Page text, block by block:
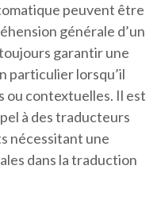
peuvent être
générale d’un
garantir une
particulier lorsqu’il
ou contextuelles. Il est
à des traducteurs
nécessitant une
dans la traduction